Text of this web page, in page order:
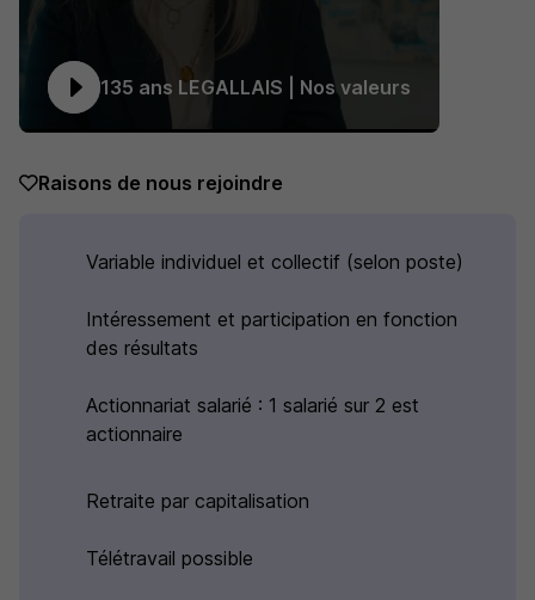
135 ans LEGALLAIS | Nos valeurs
Raisons de nous rejoindre
Variable individuel et collectif (selon poste)
Intéressement et participation en fonction
des résultats
Actionnariat salarié : 1 salarié sur 2 est
actionnaire
Retraite par capitalisation
Télétravail possible